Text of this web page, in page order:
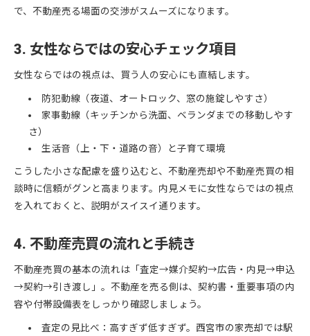
で、不動産売る場面の交渉がスムーズになります。
3. 女性ならではの安心チェック項目
女性ならではの視点は、買う人の安心にも直結します。
防犯動線（夜道、オートロック、窓の施錠しやすさ）
家事動線（キッチンから洗面、ベランダまでの移動しやす
さ）
生活音（上・下・道路の音）と子育て環境
こうした小さな配慮を盛り込むと、不動産売却や不動産売買の相
談時に信頼がグンと高まります。内見メモに女性ならではの視点
を入れておくと、説明がスイスイ通ります。
4. 不動産売買の流れと手続き
不動産売買の基本の流れは「査定→媒介契約→広告・内見→申込
→契約→引き渡し」。不動産を売る側は、契約書・重要事項の内
容や付帯設備表をしっかり確認しましょう。
査定の見比べ：高すぎず低すぎず。西宮市の家売却では駅